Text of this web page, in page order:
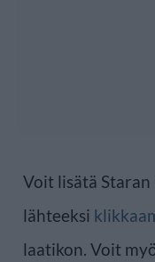
Voit lisätä Staran
lähteeksi
laatikon. Voit